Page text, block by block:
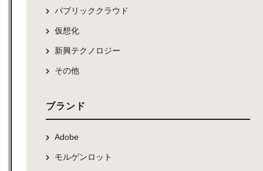
パブリッククラウド
仮想化
新興テクノロジー
その他
ブランド
Adobe
モルゲンロット